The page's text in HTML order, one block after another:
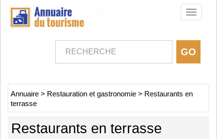
Toggle
Annuaire > Restauration et gastronomie > Restaurants en
terrasse
Restaurants en terrasse